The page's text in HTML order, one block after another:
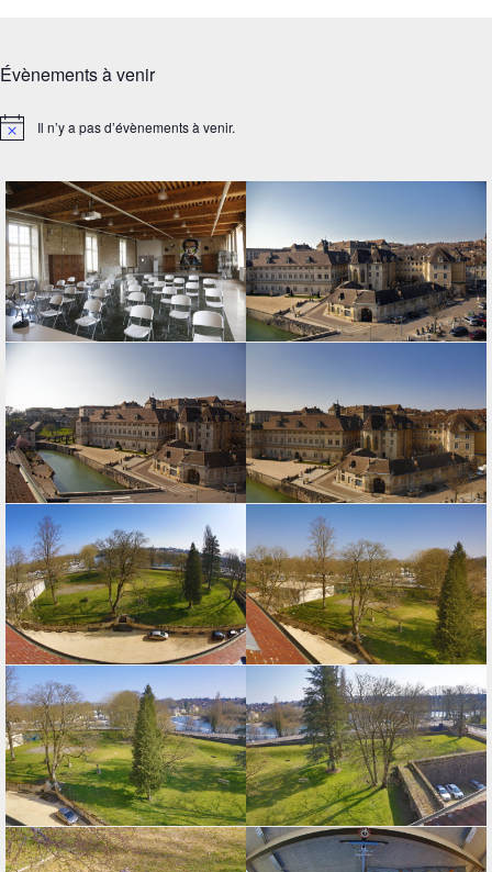
Évènements à venir
Notice Il n’y a pas d’évènements à venir.